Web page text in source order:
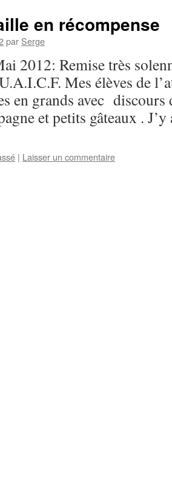
en récompense
par Serge
2012: Remise très
Mes élèves de
en grands avec discours
et petits gâteaux .
| Laisser un commentaire